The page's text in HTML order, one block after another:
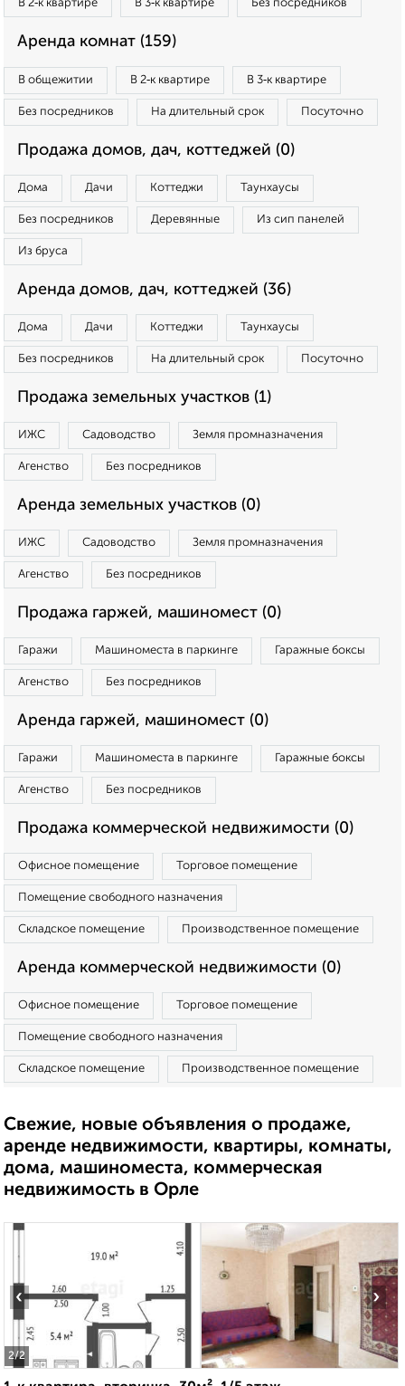
В 2‑к квартире В 3‑к квартире Без посредников
Аренда комнат (159)
В общежитии В 2‑к квартире В 3‑к квартире
Без посредников На длительный срок Посуточно
Продажа домов, дач, коттеджей (0)
Дома Дачи Коттеджи Таунхаусы
Без посредников Деревянные Из сип панелей
Из бруса
Аренда домов, дач, коттеджей (36)
Дома Дачи Коттеджи Таунхаусы
Без посредников На длительный срок Посуточно
Продажа земельных участков (1)
ИЖС Садоводство Земля промназначения
Агенство Без посредников
Аренда земельных участков (0)
ИЖС Садоводство Земля промназначения
Агенство Без посредников
Продажа гаржей, машиномест (0)
Гаражи Машиноместа в паркинге Гаражные боксы
Агенство Без посредников
Аренда гаржей, машиномест (0)
Гаражи Машиноместа в паркинге Гаражные боксы
Агенство Без посредников
Продажа коммерческой недвижимости (0)
Офисное помещение Торговое помещение
Помещение свободного назначения
Складское помещение Производственное помещение
Аренда коммерческой недвижимости (0)
Офисное помещение Торговое помещение
Помещение свободного назначения
Складское помещение Производственное помещение
Свежие, новые объявления о продаже,
аренде недвижимости, квартиры, комнаты,
дома, машиноместа, коммерческая
недвижимость в Орле
2/2
‹ ›